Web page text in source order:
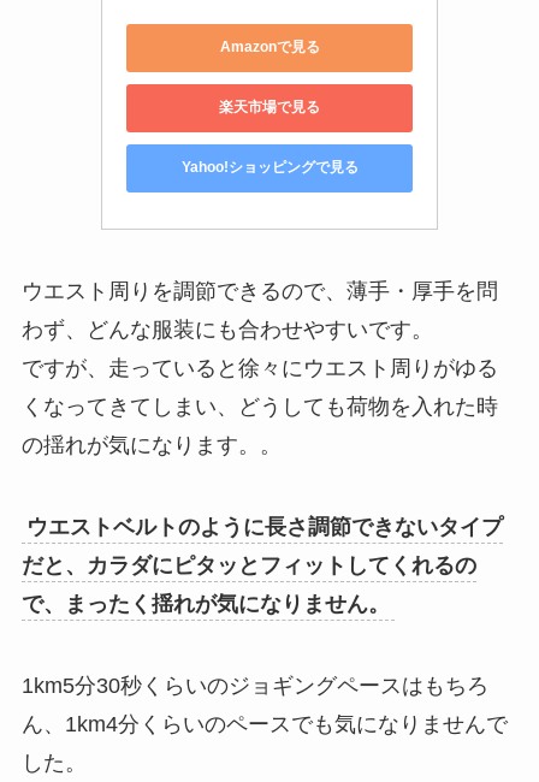
Amazonで見る
楽天市場で見る
Yahoo!ショッピングで見る
ウエスト周りを調節できるので、薄手・厚手を問
わず、どんな服装にも合わせやすいです。
ですが、走っていると徐々にウエスト周りがゆる
くなってきてしまい、どうしても荷物を入れた時
の揺れが気になります。。
ウエストベルトのように長さ調節できないタイプ
だと、カラダにピタッとフィットしてくれるの
で、まったく揺れが気になりません。
1km5分30秒くらいのジョギングペースはもちろ
ん、1km4分くらいのペースでも気になりませんで
した。